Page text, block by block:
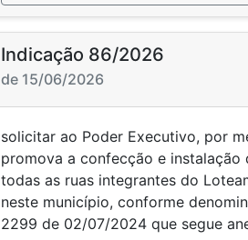
Indicação 86/2026
de 15/06/2026
solicitar ao Poder Executivo, por
promova a confecção e
todas as ruas integrantes do
neste município, conforme
2299 de 02/07/2024 que segue